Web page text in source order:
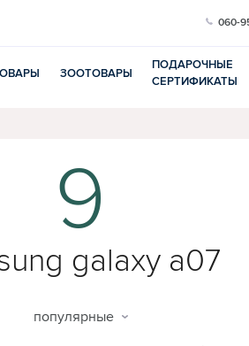
060-
ЗООТОВАРЫ
ПОДАРОЧНЫЕ
СЕРТИФИКАТЫ
9
galaxy a07